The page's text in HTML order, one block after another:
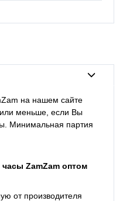
на нашем сайте
меньше, если Вы
Минимальная партия
рублей.
часы ZamZam оптом
от производителя